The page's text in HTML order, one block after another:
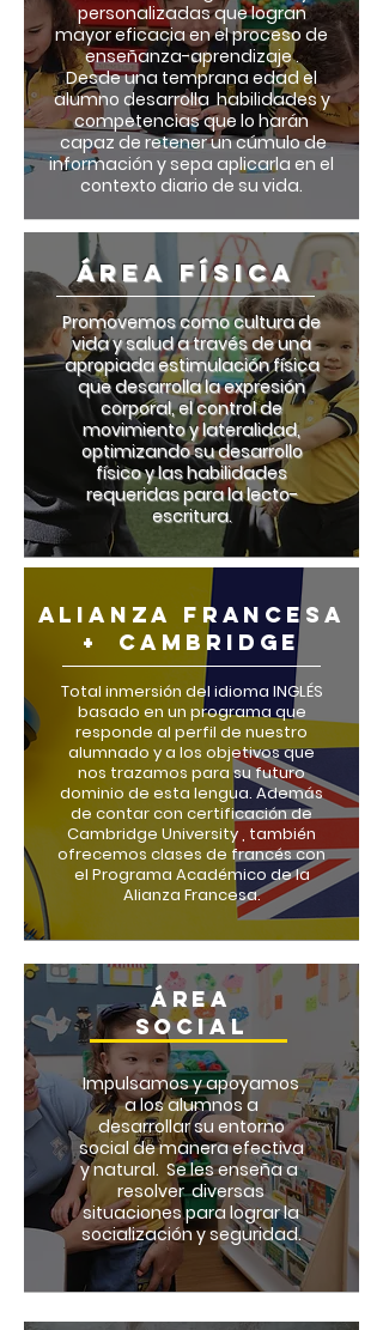
personalizadas que logran
mayor eficacia en el proceso de
enseñanza-aprendizaje .
Desde una temprana edad el
alumno desarrolla habilidades y
competencias que lo harán
capaz de retener un cúmulo de
información y sepa aplicarla en el
contexto diario de su vida.
ÁREA FÍSICA
​​Promovemos como cultura de
vida y salud a través de una
apropiada estimulación física
que desarrolla la expresión
corporal, el control de
movimiento y lateralidad,
optimizando su desarrollo
físico y las habilidades
requeridas para la lecto-
escritura.
alianza franceSA
+
CAMBRIDGE
Total inmersión del idioma INGLÉS
basado en un programa que
responde al perfil de nuestro
alumnado y a los objetivos que
nos trazamos para su futuro
dominio de esta lengua. Además
de contar con certificación de
Cambridge University , también
ofrecemos clases de francés con
el Programa Académico de la
Alianza Francesa.
ÁREA
SOCIAL
Impulsamos y apoyamos
a los alumnos a
desarrollar su entorno
social de manera efectiva
y natural. Se les enseña a
resolver diversas
situaciones para lograr la
socialización y seguridad.